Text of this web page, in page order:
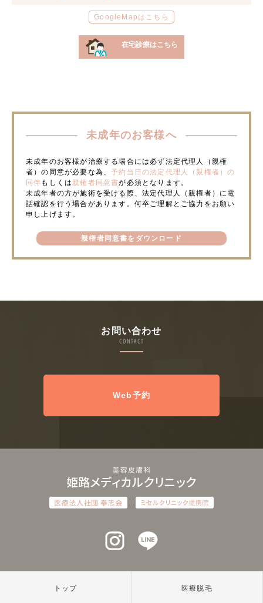
GoogleMapはこちら
在宅診療はこちら
未成年のお客様へ
未成年のお客様が治療する場合には必ず法定代理人（親権
者）の同意が必要な為、予約当日の法定代理人（親権者）の
同伴 もしくは 親権者同意書が必須となります。
未成年者の方が施術を受ける際、法定代理人（親権者）に電
話確認を行う場合があります。何卒ご理解とご協力をお願い
申し上げます。
親権者同意書をダウンロード
お問い合わせ
CONTACT
Web予約
インスタグラム
トップ 医療脱毛